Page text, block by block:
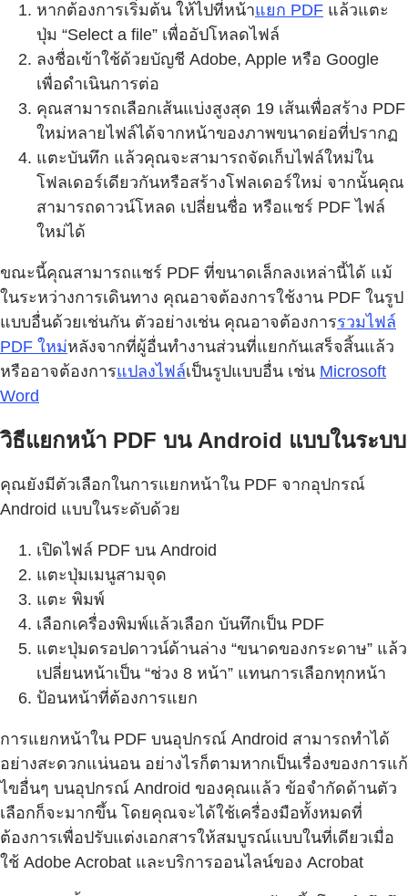
หากต้องการเริ่มต้น ให้ไปที่หน้าแยก PDF แล้วแตะ
ปุ่ม “Select a file” เพื่ออัปโหลดไฟล์
ลงชื่อเข้าใช้ด้วยบัญชี Adobe, Apple หรือ Google
เพื่อดำเนินการต่อ
คุณสามารถเลือกเส้นแบ่งสูงสุด 19 เส้นเพื่อสร้าง PDF
ใหม่หลายไฟล์ได้จากหน้าของภาพขนาดย่อที่ปรากฏ
แตะบันทึก แล้วคุณจะสามารถจัดเก็บไฟล์ใหม่ใน
โฟลเดอร์เดียวกันหรือสร้างโฟลเดอร์ใหม่ จากนั้นคุณ
สามารถดาวน์โหลด เปลี่ยนชื่อ หรือแชร์ PDF ไฟล์
ใหม่ได้
ขณะนี้คุณสามารถแชร์ PDF ที่ขนาดเล็กลงเหล่านี้ได้ แม้
ในระหว่างการเดินทาง คุณอาจต้องการใช้งาน PDF ในรูป
แบบอื่นด้วยเช่นกัน ตัวอย่างเช่น คุณอาจต้องการรวมไฟล์
PDF ใหม่หลังจากที่ผู้อื่นทำงานส่วนที่แยกกันเสร็จสิ้นแล้ว
หรืออาจต้องการแปลงไฟล์เป็นรูปแบบอื่น เช่น Microsoft
Word
วิธีแยกหน้า PDF บน Android แบบในระบบ
คุณยังมีตัวเลือกในการแยกหน้าใน PDF จากอุปกรณ์
Android แบบในระดับด้วย
เปิดไฟล์ PDF บน Android
แตะปุ่มเมนูสามจุด
แตะ พิมพ์
เลือกเครื่องพิมพ์แล้วเลือก บันทึกเป็น PDF
แตะปุ่มดรอปดาวน์ด้านล่าง “ขนาดของกระดาษ” แล้ว
เปลี่ยนหน้าเป็น “ช่วง 8 หน้า” แทนการเลือกทุกหน้า
ป้อนหน้าที่ต้องการแยก
การแยกหน้าใน PDF บนอุปกรณ์ Android สามารถทำได้
อย่างสะดวกแน่นอน อย่างไรก็ตามหากเป็นเรื่องของการแก้
ไขอื่นๆ บนอุปกรณ์ Android ของคุณแล้ว ข้อจำกัดด้านตัว
เลือกก็จะมากขึ้น โดยคุณจะได้ใช้เครื่องมือทั้งหมดที่
ต้องการเพื่อปรับแต่งเอกสารให้สมบูรณ์แบบในที่เดียวเมื่อ
ใช้ Adobe Acrobat และบริการออนไลน์ของ Acrobat